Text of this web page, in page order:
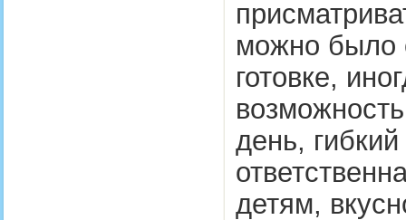
можно было
готовке,
день,
детям,